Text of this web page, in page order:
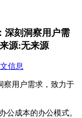
深刻洞察用户需
源:无来源
信息
察用户需求，致力于
公成本的办公模式。